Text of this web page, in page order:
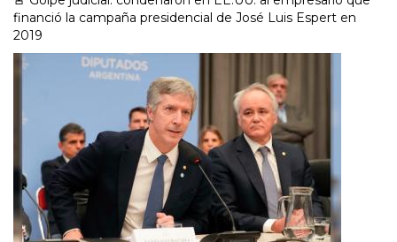
financió la campaña presidencial de José Luis Espert en
2019